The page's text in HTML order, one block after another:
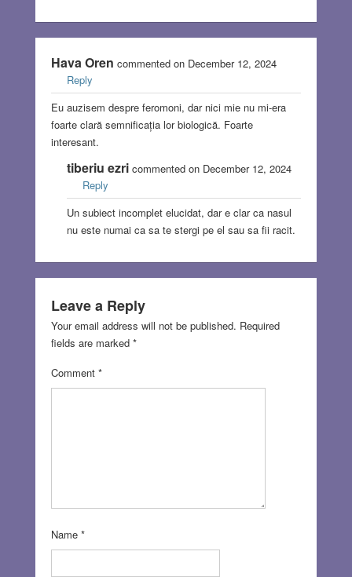
Hava Oren commented on December 12, 2024
Reply
Eu auzisem despre feromoni, dar nici mie nu mi-era
foarte clară semnificația lor biologică. Foarte
interesant.
tiberiu ezricommented on December 12, 2024
Reply
Un subiect incomplet elucidat, dar e clar ca nasul
nu este numai ca sa te stergi pe el sau sa fii racit.
Leave a Reply
Your email address will not be published. Required
fields are marked *
Comment *
Name *